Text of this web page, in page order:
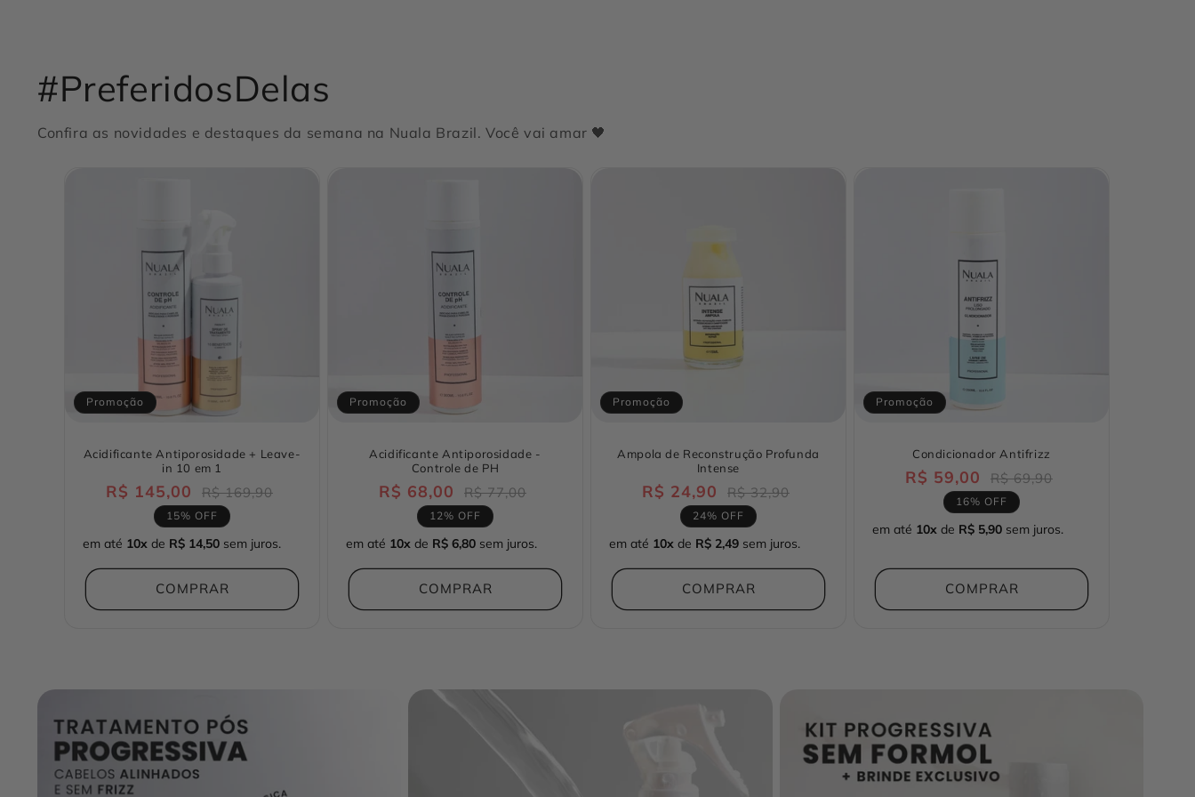
#PreferidosDelas
Confira as novidades e destaques da semana na Nuala Brazil. Você vai amar 🖤
Promoção
Acidificante Antiporosidade + Leave-
in 10 em 1
R$ 145,00
Preço
normal
R$ 169,90
15% OFF
em até 10x de R$ 14,50 sem juros.
COMPRAR
Promoção
Acidificante Antiporosidade -
Controle de PH
R$ 68,00
Preço
normal
R$ 77,00
12% OFF
em até 10x de R$ 6,80 sem juros.
COMPRAR
Promoção
Ampola de Reconstrução Profunda
Intense
R$ 24,90
Preço
normal
R$ 32,90
24% OFF
em até 10x de R$ 2,49 sem juros.
COMPRAR
Promoção
Condicionador Antifrizz
R$ 59,00
Preço
normal
R$ 69,90
16% OFF
em até 10x de R$ 5,90 sem juros.
COMPRAR